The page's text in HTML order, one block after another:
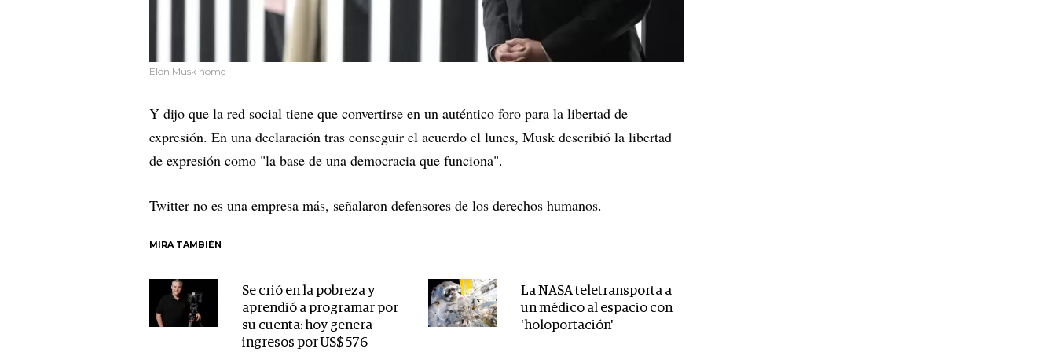
Elon Musk home
Y dijo que la red social tiene que convertirse en un auténtico foro para la libertad de
expresión. En una declaración tras conseguir el acuerdo el lunes, Musk describió la libertad
de expresión como "la base de una democracia que funciona".
Twitter no es una empresa más, señalaron defensores de los derechos humanos.
MIRA TAMBIÉN
Se crió en la pobreza y
aprendió a programar por
su cuenta: hoy genera
ingresos por US$ 576
La NASA teletransporta a
un médico al espacio con
'holoportación'